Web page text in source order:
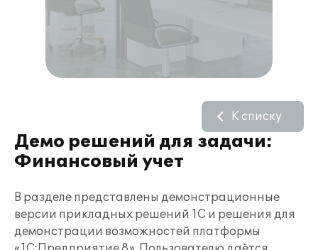
Демо решений для задачи:
Финансовый учет
К списку
В разделе представлены демонстрационные
версии прикладных решений 1С и решения для
демонстрации возможностей платформы